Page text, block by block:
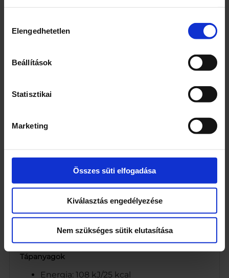
kiválasztása
Elengedhetetlen
Beállítások
Statisztikai
Marketing
Összes süti elfogadása
Kiválasztás engedélyezése
Nem szükséges sütik elutasítása
Glükóz-fruktózszörp (G)* és/vagy cukor
Szén-dioxid (min. 3,0 g/l)
Málnalé 0,1% (sűrítményből)
Aromák
Antioxidáns (aszkorbinsav)
függően: lásd a feliratot a palack oldalán
www.apenta.hu
Cég neve
Maspex Olympos Kft.
Tápanyagok
Energia: 108 kJ/25 kcal